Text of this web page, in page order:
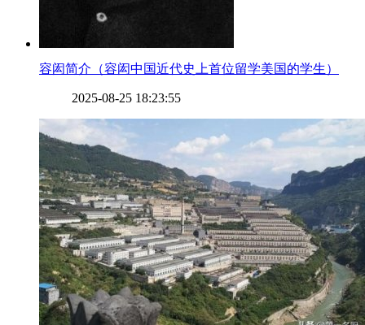
​容闳简介（容闳中国近代史上首位留学美国的学生）
2025-08-25 18:23:55